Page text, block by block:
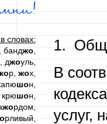
словах:
банджо,
джоуль,
р,жох,
шон,
крюшон,
жордом,
рливый,
1.
В
услуг,